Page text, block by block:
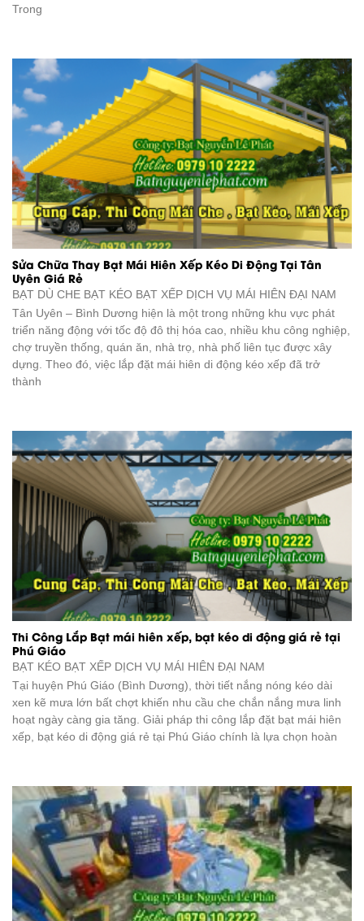
Trong
Sửa Chữa Thay Bạt Mái Hiên Xếp Kéo Di Động Tại Tân
Uyên Giá Rẻ
BẠT DÙ CHE BẠT KÉO BẠT XẾP DỊCH VỤ MÁI HIÊN ĐẠI NAM
Tân Uyên – Bình Dương hiện là một trong những khu vực phát
triển năng động với tốc độ đô thị hóa cao, nhiều khu công nghiệp,
chợ truyền thống, quán ăn, nhà trọ, nhà phố liên tục được xây
dựng. Theo đó, việc lắp đặt mái hiên di động kéo xếp đã trở
thành
Thi Công Lắp Bạt mái hiên xếp, bạt kéo di động giá rẻ tại
Phú Giáo
BẠT KÉO BẠT XẾP DỊCH VỤ MÁI HIÊN ĐẠI NAM
Tại huyện Phú Giáo (Bình Dương), thời tiết nắng nóng kéo dài
xen kẽ mưa lớn bất chợt khiến nhu cầu che chắn nắng mưa linh
hoạt ngày càng gia tăng. Giải pháp thi công lắp đặt bạt mái hiên
xếp, bạt kéo di động giá rẻ tại Phú Giáo chính là lựa chọn hoàn